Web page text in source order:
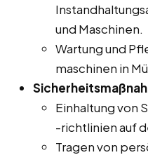
und Maschinen.
Wartung und
maschinen in
Einhaltung von
-richtlinien auf
Tragen von